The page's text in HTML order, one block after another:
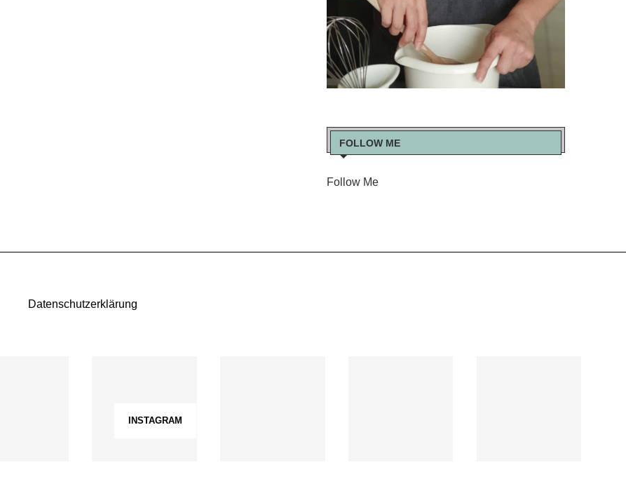
FOLLOW ME
Follow Me
Datenschutzerklärung
INSTAGRAM